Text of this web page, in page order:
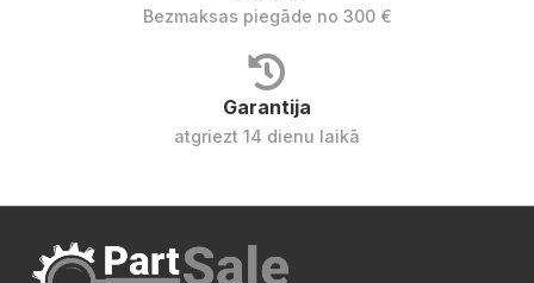
Bezmaksas piegāde no 300 €
Garantija
atgriezt 14 dienu laikā